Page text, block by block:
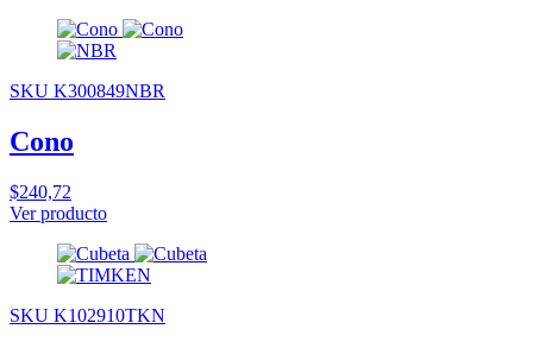
SKU K300849NBR
Cono
$240,72
Ver producto
SKU K102910TKN